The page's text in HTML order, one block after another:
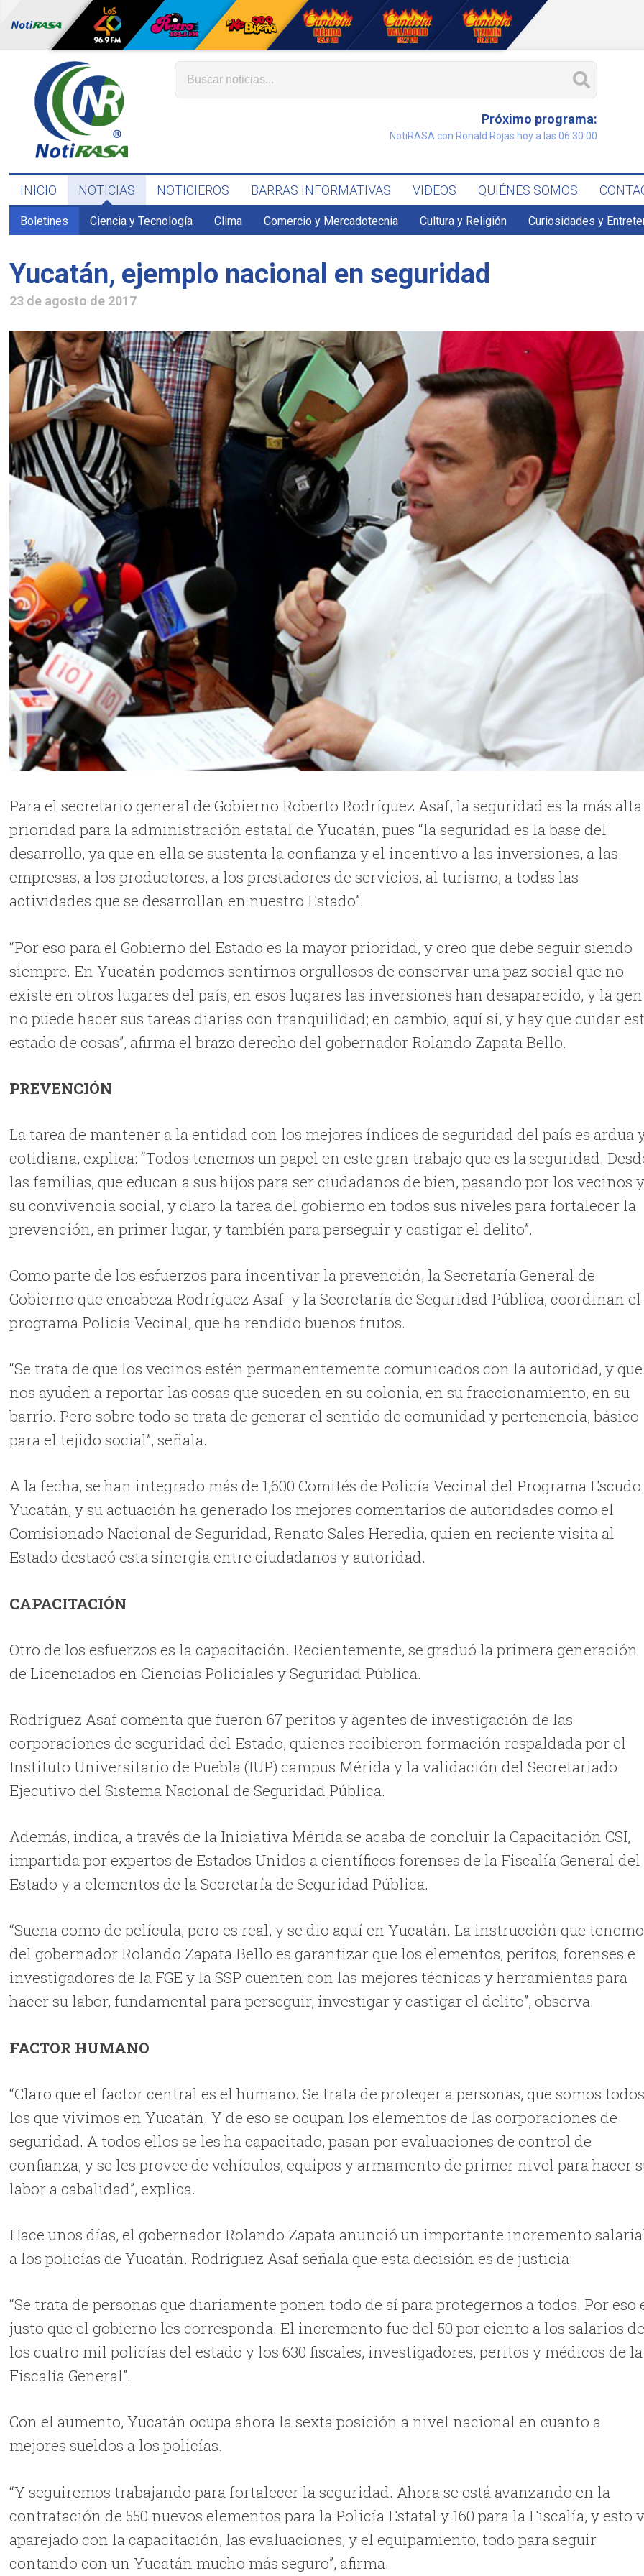
Próximo programa:
NotiRASA con Ronald Rojas hoy a las 06:30:00
INICIO NOTICIAS NOTICIEROS BARRAS INFORMATIVAS VIDEOS QUIÉNES SOMOS
Boletines Ciencia y Tecnología Clima Comercio y Mercadotecnia Cultura y Religión Curiosidades y
Yucatán, ejemplo nacional en seguridad
23 de agosto de 2017
Para el secretario general de Gobierno Roberto Rodríguez Asaf, la seguridad es la más alta
prioridad para la administración estatal de Yucatán, pues “la seguridad es la base del
desarrollo, ya que en ella se sustenta la confianza y el incentivo a las inversiones, a las
empresas, a los productores, a los prestadores de servicios, al turismo, a todas las
actividades que se desarrollan en nuestro Estado”.
“Por eso para el Gobierno del Estado es la mayor prioridad, y creo que debe seguir siendo
siempre. En Yucatán podemos sentirnos orgullosos de conservar una paz social que no
existe en otros lugares del país, en esos lugares las inversiones han desaparecido, y la
no puede hacer sus tareas diarias con tranquilidad; en cambio, aquí sí, y hay que cuidar
estado de cosas”, afirma el brazo derecho del gobernador Rolando Zapata Bello.
PREVENCIÓN
La tarea de mantener a la entidad con los mejores índices de seguridad del país es ardua
cotidiana, explica: “Todos tenemos un papel en este gran trabajo que es la seguridad.
las familias, que educan a sus hijos para ser ciudadanos de bien, pasando por los vecinos
su convivencia social, y claro la tarea del gobierno en todos sus niveles para fortalecer la
prevención, en primer lugar, y también para perseguir y castigar el delito”.
Como parte de los esfuerzos para incentivar la prevención, la Secretaría General de
Gobierno que encabeza Rodríguez Asaf y la Secretaría de Seguridad Pública, coordinan el
programa Policía Vecinal, que ha rendido buenos frutos.
“Se trata de que los vecinos estén permanentemente comunicados con la autoridad, y que
nos ayuden a reportar las cosas que suceden en su colonia, en su fraccionamiento, en su
barrio. Pero sobre todo se trata de generar el sentido de comunidad y pertenencia, básico
para el tejido social”, señala.
A la fecha, se han integrado más de 1,600 Comités de Policía Vecinal del Programa Escudo
Yucatán, y su actuación ha generado los mejores comentarios de autoridades como el
Comisionado Nacional de Seguridad, Renato Sales Heredia, quien en reciente visita al
Estado destacó esta sinergia entre ciudadanos y autoridad.
CAPACITACIÓN
Otro de los esfuerzos es la capacitación. Recientemente, se graduó la primera generación
de Licenciados en Ciencias Policiales y Seguridad Pública.
Rodríguez Asaf comenta que fueron 67 peritos y agentes de investigación de las
corporaciones de seguridad del Estado, quienes recibieron formación respaldada por el
Instituto Universitario de Puebla (IUP) campus Mérida y la validación del Secretariado
Ejecutivo del Sistema Nacional de Seguridad Pública.
Además, indica, a través de la Iniciativa Mérida se acaba de concluir la Capacitación CSI,
impartida por expertos de Estados Unidos a científicos forenses de la Fiscalía General del
Estado y a elementos de la Secretaría de Seguridad Pública.
“Suena como de película, pero es real, y se dio aquí en Yucatán. La instrucción que
del gobernador Rolando Zapata Bello es garantizar que los elementos, peritos, forenses e
investigadores de la FGE y la SSP cuenten con las mejores técnicas y herramientas para
hacer su labor, fundamental para perseguir, investigar y castigar el delito”, observa.
FACTOR HUMANO
“Claro que el factor central es el humano. Se trata de proteger a personas, que somos
los que vivimos en Yucatán. Y de eso se ocupan los elementos de las corporaciones de
seguridad. A todos ellos se les ha capacitado, pasan por evaluaciones de control de
confianza, y se les provee de vehículos, equipos y armamento de primer nivel para hacer
labor a cabalidad”, explica.
Hace unos días, el gobernador Rolando Zapata anunció un importante incremento
a los policías de Yucatán. Rodríguez Asaf señala que esta decisión es de justicia:
“Se trata de personas que diariamente ponen todo de sí para protegernos a todos. Por eso
justo que el gobierno les corresponda. El incremento fue del 50 por ciento a los salarios
los cuatro mil policías del estado y los 630 fiscales, investigadores, peritos y médicos de la
Fiscalía General”.
Con el aumento, Yucatán ocupa ahora la sexta posición a nivel nacional en cuanto a
mejores sueldos a los policías.
“Y seguiremos trabajando para fortalecer la seguridad. Ahora se está avanzando en la
contratación de 550 nuevos elementos para la Policía Estatal y 160 para la Fiscalía, y esto
aparejado con la capacitación, las evaluaciones, y el equipamiento, todo para seguir
contando con un Yucatán mucho más seguro”, afirma.